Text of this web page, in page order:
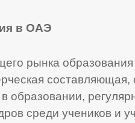
в ОАЭ
рынка
составляющая,
образовании,
среди учеников и